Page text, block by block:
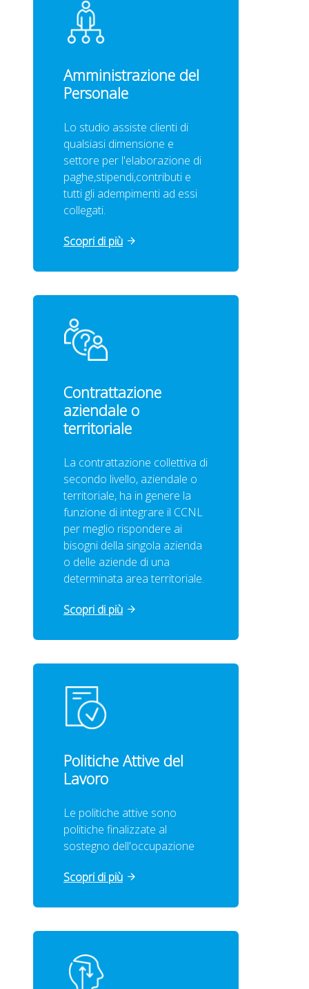
Amministrazione del
Personale
Lo studio assiste clienti di
qualsiasi dimensione e
settore per l'elaborazione di
paghe,stipendi,contributi e
tutti gli adempimenti ad essi
collegati.
Scopri di più
Contrattazione
aziendale o
territoriale
La contrattazione collettiva di
secondo livello, aziendale o
territoriale, ha in genere la
funzione di integrare il CCNL
per meglio rispondere ai
bisogni della singola azienda
o delle aziende di una
determinata area territoriale.
Scopri di più
Politiche Attive del
Lavoro
Le politiche attive sono
politiche finalizzate al
sostegno dell'occupazione
Scopri di più